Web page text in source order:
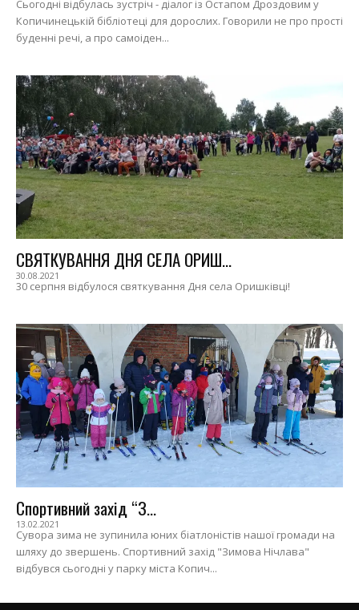
Сьогодні відбулась зустріч - діалог із Остапом Дроздовим у
Копичинецькій бібліотеці для дорослих. Говорили не про прості
буденні речі, а про самоіден...
СВЯТКУВАННЯ ДНЯ СЕЛА ОРИШ...
30.08.2021
30 серпня відбулося святкування Дня села Оришківці!
Спортивний захід “З...
13.02.2021
Сувора зима не зупинила юних біатлоністів нашої громади на
шляху до звершень. Спортивний захід "Зимова Нічлава"
відбувся сьогодні у парку міста Копич...